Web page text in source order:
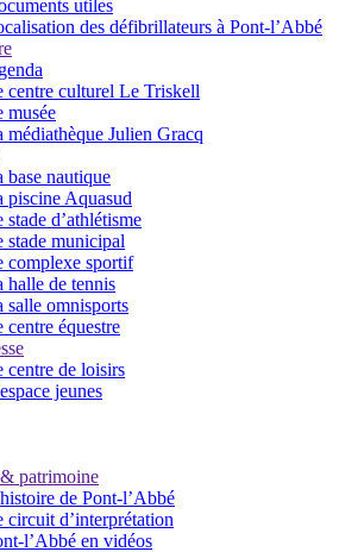
utiles
des défibrillateurs à Pont-l’Abbé
centre culturel Le Triskell
musée
médiathèque Julien Gracq
base nautique
piscine Aquasud
stade d’athlétisme
stade municipal
complexe sportif
halle de tennis
salle omnisports
centre équestre
centre de loisirs
jeunes
patrimoine
de Pont-l’Abbé
circuit d’interprétation
l’Abbé en vidéos